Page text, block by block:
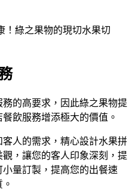
的高要求，因此綠之果物提
飲服務增添極大的價值。
人的需求，精心設計水果拼
，讓您的客人印象深刻，提
量訂製，提高您的出餐速